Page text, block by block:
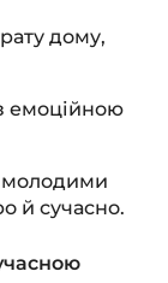
дому,
емоційною
молодими
й сучасно.